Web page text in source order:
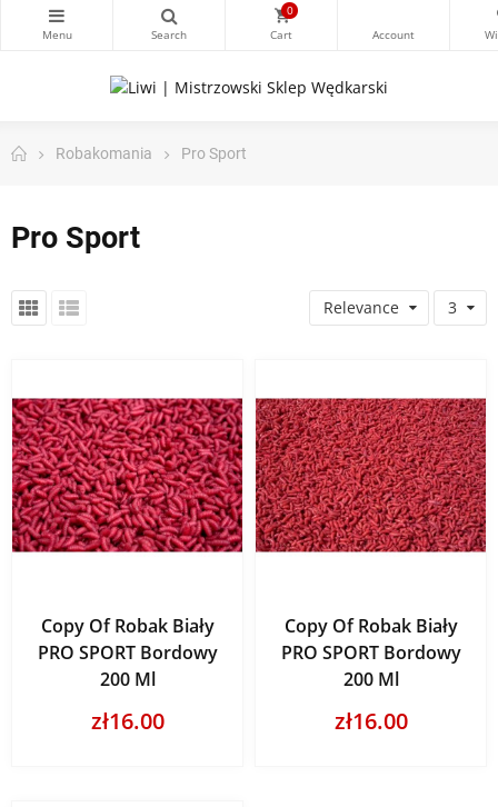
0
Robakomania Pro Sport
Pro Sport
Relevance 3
Copy Of Robak Biały
PRO SPORT Bordowy
200 Ml
zł16.00
Copy Of Robak Biały
PRO SPORT Bordowy
200 Ml
zł16.00